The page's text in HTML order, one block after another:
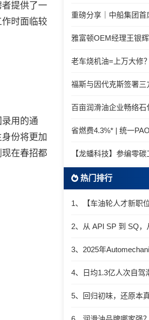
提供了一
时面临较
用的通
份将更加
在春招都
热门排行